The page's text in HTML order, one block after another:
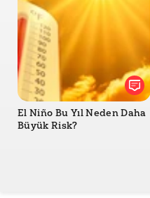
19'a yakalandı
El Niño Bu Yıl Neden Daha
Büyük Risk?